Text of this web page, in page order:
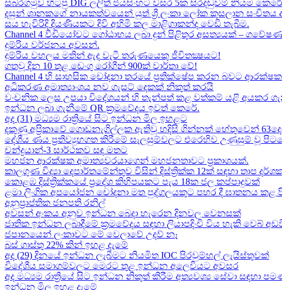
සබරගමුව හිටපු DIG ලලිත් ජයසිංහට වසර 5ක සිරදඬුවම් නියම
දසුන් ශානකගේ නායකත්වයෙන් යුත් ශ්‍රී ලංකා ලෝක කුසලාන සංචිතය
සය හැවිරිදි දියණියකට දිවි අහිමි කල මාළිගාකන්ද වෙඩි තැබීම​.
Channel 4 වීඩියෝවට ගෝඨාභය ලබා දුන් පිළිතුර අසත්‍යයක් –
දුම්රිය වර්ජනය අවසන්.
දුම්රිය වහලය මතින් ඇද​ වැටී තරුණයෙකු ජීවිතක්‍ෂයට​!
ගතවූ දින 10 තුළ ඩෙංගු රෝගීන් 900ක් වාර්තා වේ!
Channel 4 හි සාහසික චෝදනා තරයේ ප්‍රතික්ෂේප කරන බවට
අධිකරණ අමාත්‍යාංශය නව ගැසට් දෙකක් නිකුත් කරයි
වංචනික ලෙස උපයා විදේශයන් හි තැන්පත් කළ​ වත්කම් යළි අයකර
ඉන්ධන ලබා ගැනීමේ QR ක්‍රමවේදය ඉවත් කෙරේ.
අද (31) මධ්‍යම රාත්‍රියේ සිට ඉන්ධන මිල ඉහළට
දකුණු අප්‍රිකාවේ ගොඩනැගිල්ලක ඇතිවූ හදිසි ගින්නක් හේතුවෙන්
දේශීය​ ණය ප්‍රතිව්‍යුහගත කිරීමේ සැලසුම්වලට එරෙහිව උණුසුම් වූ
චන්ද්‍රයාන්-3 සාර්ථකව සඳ මතට​
මහජන ආරක්ෂක අමාත්‍යවරයාගෙන් මහජනතාවට ප්‍රකාශයක්.
කාලගුණ විද්‍යා දෙපාර්තමේන්තුව විසින් දිස්ත්‍රික්ක 12ක් සඳහා තාප
කොළඹ දිස්ත්‍රික්කයේ ප්‍රදේශ කිහිපයකට පැය 18ක ජල කප්පාදුවක්
ළමා ලිංගික අපයෝජන චෝදනා මත පුද්ගලයකුට පහර දී ඝාතනය කළ
අනුප්‍රාප්තික ජනපති රනිල්
අවසන් අංකය අනුව ඉන්ධන බෙදා හැරෙන දිනවල වෙනසක්
ජාතික ඉන්ධන ලබාදීමේ ක්‍රමවේදය සඳහා ලියාපදිංචි විය හැකි වෙබ්
ජපානයෙන් ලංකාවට මේ වෙලාවේ උදව් නෑ
බස් ගාස්තු 22% කින් ඉහළ දැමේ
අද (29) දිනයේ ඉන්ධන ලැබීමට නියමිත IOC පිරවුම්හල් ලැයිස්තුවක්
විදේශීය සමාගම්වලට මෙරට තුළ ඉන්ධන අලෙවියට අවසර
අද මධ්‍යම රාත්‍රියේ සිට ඉන්ධන නිකුත් කිරීම අත්‍යවශ්‍ය සේවා සඳහා
ඉන්ධන මිල ඉහළ දැමේ